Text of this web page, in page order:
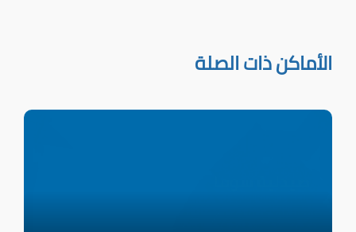
الأماكن ذات الصلة